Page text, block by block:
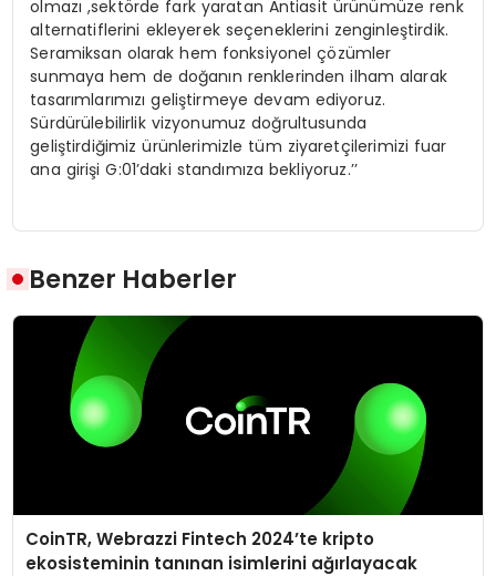
olmazı ,sektörde fark yaratan Antiasit ürünümüze renk
alternatiflerini ekleyerek seçeneklerini zenginleştirdik.
Seramiksan olarak hem fonksiyonel çözümler
sunmaya hem de doğanın renklerinden ilham alarak
tasarımlarımızı geliştirmeye devam ediyoruz.
Sürdürülebilirlik vizyonumuz doğrultusunda
geliştirdiğimiz ürünlerimizle tüm ziyaretçilerimizi fuar
ana girişi G:01’daki standımıza bekliyoruz.’’
Benzer Haberler
CoinTR, Webrazzi Fintech 2024’te kripto
ekosisteminin tanınan isimlerini ağırlayacak